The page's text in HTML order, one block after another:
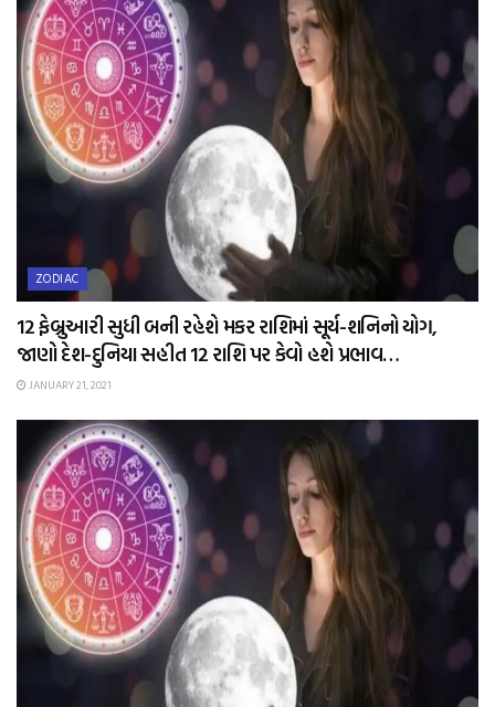
ZODIAC
12 ફેબ્રુઆરી સુધી બની રહેશે મકર રાશિમાં સૂર્ય-શનિનો યોગ,
જાણો દેશ-દુનિયા સહીત 12 રાશિ પર કેવો હશે પ્રભાવ…
JANUARY 21, 2021